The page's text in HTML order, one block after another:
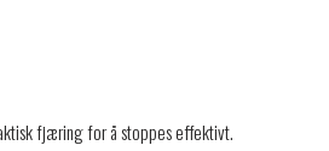
fjæring for å stoppes effektivt.